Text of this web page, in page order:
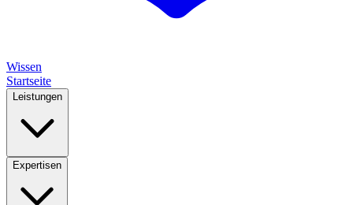
Wissen
Startseite
Leistungen
Expertisen